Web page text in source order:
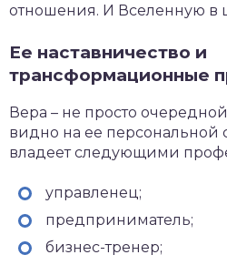
отношения. И Вселенную в
Ее наставничество и
трансформационные
Вера – не просто
видно на ее персональной
владеет следующими
управленец;
предприниматель;
бизнес-тренер;